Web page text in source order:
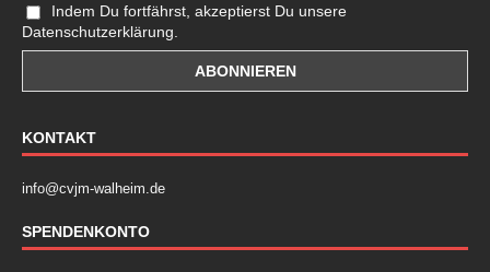
Indem Du fortfährst, akzeptierst Du unsere
Datenschutzerklärung.
KONTAKT
info@cvjm-walheim.de
SPENDENKONTO